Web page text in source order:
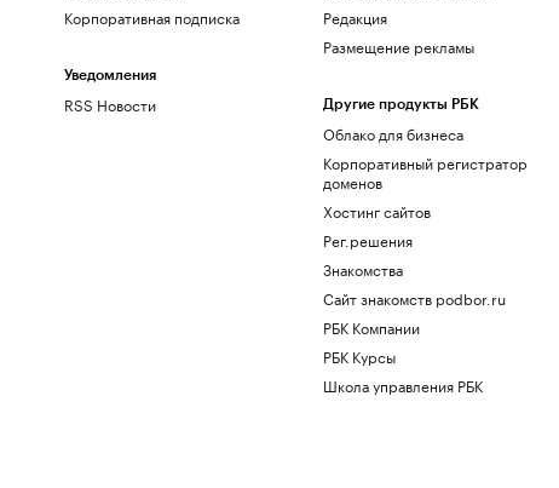
Корпоративная подписка
Уведомления
RSS Новости
Редакция
Размещение рекламы
Другие продукты РБК
Облако для бизнеса
Корпоративный регистратор
доменов
Хостинг сайтов
Рег.решения
Знакомства
Сайт знакомств podbor.ru
РБК Компании
РБК Курсы
Школа управления РБК